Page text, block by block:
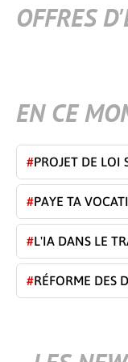
OFFRES
EN CE
#PROJET DE LOI
#PAYE TA
#L'IA DANS LE
#RÉFORME DES